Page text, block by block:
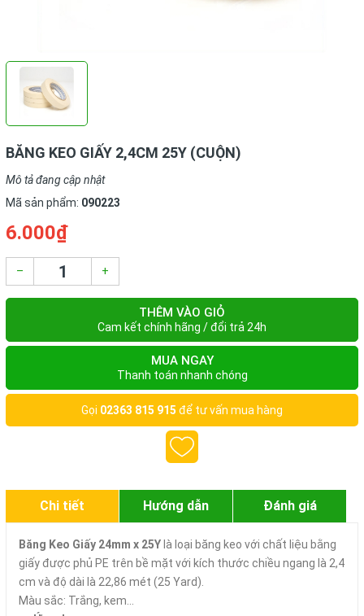
BĂNG KEO GIẤY 2,4CM 25Y (CUỘN)
Mô tả đang cập nhật
Mã sản phẩm: 090223
6.000₫
– +
THÊM VÀO GIỎ
Cam kết chính hãng / đổi trả 24h
MUA NGAY
Thanh toán nhanh chóng
Gọi 02363 815 915 để tư vấn mua hàng
Chi tiết Hướng dẫn Đánh giá
Băng Keo Giấy 24mm x 25Y là loại băng keo với chất liệu bằng
giấy được phủ PE trên bề mặt với kích thước chiều ngang là 2,4
cm và độ dài là 22,86 mét (25 Yard).
Màu sắc: Trắng, kem...